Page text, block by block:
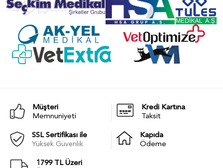
Müşteri
Memnuniyeti
Kredi Kartına
Taksit
SSL Sertifikası ile
Yüksek Güvenlik
Kapıda
Ödeme
1799 TL Üzeri